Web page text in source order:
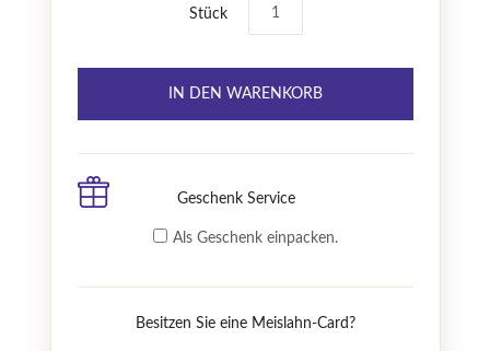
Stück
Geschenk Service
Als Geschenk einpacken.
Besitzen Sie eine Meislahn-Card?